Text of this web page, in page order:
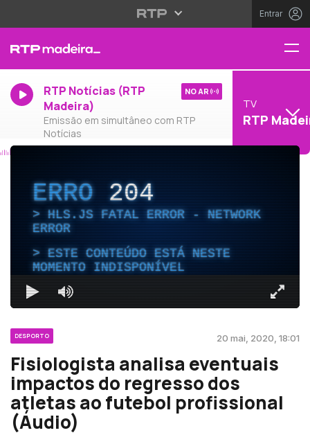
Entrar
RTP Notícias (RTP
Madeira)
Emissão em simultâneo com RTP
Notícias
NO AR
TV
RTP
ERRO204
HLS.JS FATAL ERROR - NETWORK
ERROR
ESTE CONTEÚDO ESTÁ NESTE
MOMENTO INDISPONÍVEL
DESPORTO 20 mai, 2020, 18:01
Fisiologista analisa eventuais
impactos do regresso dos
atletas ao futebol profissional
(Áudio)